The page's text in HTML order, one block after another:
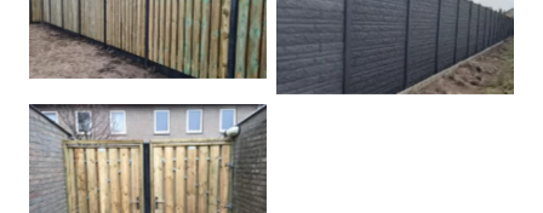
Hout beton schuttingen Rots motief antraciet
Tuindeur grenen